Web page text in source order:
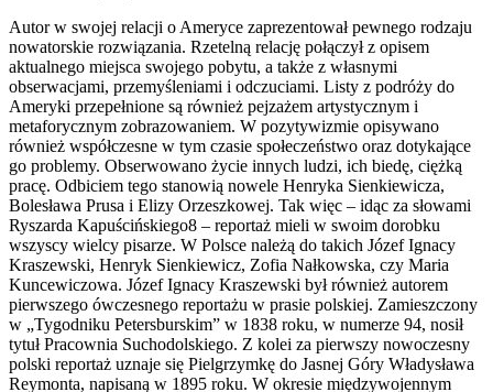
Autor w swojej relacji o Ameryce zaprezentował pewnego rodzaju
nowatorskie rozwiązania. Rzetelną relację połączył z opisem
aktualnego miejsca swojego pobytu, a także z własnymi
obserwacjami, przemyśleniami i odczuciami. Listy z podróży do
Ameryki przepełnione są również pejzażem artystycznym i
metaforycznym zobrazowaniem. W pozytywizmie opisywano
również współczesne w tym czasie społeczeństwo oraz dotykające
go problemy. Obserwowano życie innych ludzi, ich biedę, ciężką
pracę. Odbiciem tego stanowią nowele Henryka Sienkiewicza,
Bolesława Prusa i Elizy Orzeszkowej. Tak więc – idąc za słowami
Ryszarda Kapuścińskiego8 – reportaż mieli w swoim dorobku
wszyscy wielcy pisarze. W Polsce należą do takich Józef Ignacy
Kraszewski, Henryk Sienkiewicz, Zofia Nałkowska, czy Maria
Kuncewiczowa. Józef Ignacy Kraszewski był również autorem
pierwszego ówczesnego reportażu w prasie polskiej. Zamieszczony
w „Tygodniku Petersburskim” w 1838 roku, w numerze 94, nosił
tytuł Pracownia Suchodolskiego. Z kolei za pierwszy nowoczesny
polski reportaż uznaje się Pielgrzymkę do Jasnej Góry Władysława
Reymonta, napisaną w 1895 roku. W okresie międzywojennym